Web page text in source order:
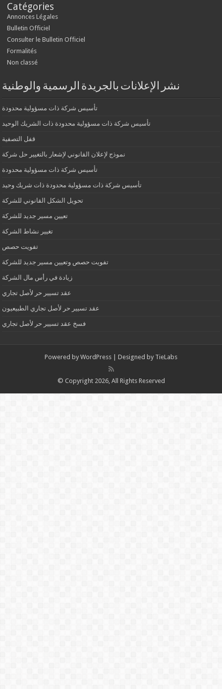
Catégories
Annonces Légales
Bulletin Officiel
Consulter le Bulletin Officiel
Formalités
Non classé
نشر الإعلانات بالجريدة الرسمية والوطنية
تأسيس شركة ذات مسؤولية محدودة
تأسيس شركة ذات مسؤولية محدودة ذات الشريك الوحيد
قفل التصفية
نموذج لإعلان القانوني لإشعار بالتغيير حل شركة
تأسيس شركة ذات مسؤولية محدودة
تأسيس شركة ذات مسؤولية محدودة ذات شريك وحيد
تحويل الشكل القانوني للشركة
تعيين مسير جديد للشركة
تغيير نشاط الشركة
تفويت حصص
تفويت حصص وتعيين مسير جديد للشركة
زيادة في رأس مال الشركة
عقد تسيير حر لأصل تجاري
عقد تسيير حر لأصل تجاري الطبيعيون
فسخ عقد تسيير حر لأصل تجاري
Powered by WordPress | Designed by TieLabs
© Copyright 2026, All Rights Reserved